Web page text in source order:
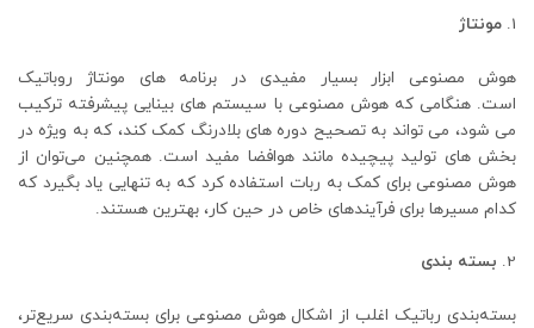
مونتاژ
هوش مصنوعی ابزار بسیار مفیدی در برنامه های مونتاژ روباتیک
است. هنگامی که هوش مصنوعی با سیستم های بینایی پیشرفته ترکیب
می شود، می تواند به تصحیح دوره های بلادرنگ کمک کند، که به ویژه در
بخش های تولید پیچیده مانند هوافضا مفید است. همچنین می‌توان از
هوش مصنوعی برای کمک به ربات استفاده کرد که به تنهایی یاد بگیرد که
کدام مسیرها برای فرآیندهای خاص در حین کار، بهترین هستند.
بسته بندی
بسته‌بندی رباتیک اغلب از اشکال هوش مصنوعی برای بسته‌بندی سریع‌تر،